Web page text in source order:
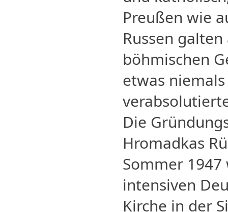
Preußen wie
Russen
böhmischen
etwas
Die
Hromadkas
Sommer
intensiven
Kirche in der